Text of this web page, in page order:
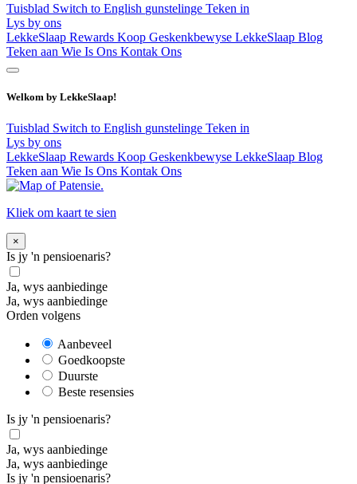
Tuisblad Switch to English gunstelinge Teken in
Lys by ons
LekkeSlaap Rewards Koop Geskenkbewyse LekkeSlaap Blog
Teken aan Wie Is Ons Kontak Ons
Welkom by LekkeSlaap!
Tuisblad Switch to English gunstelinge Teken in
Lys by ons
LekkeSlaap Rewards Koop Geskenkbewyse LekkeSlaap Blog
Teken aan Wie Is Ons Kontak Ons
Kliek om kaart te sien
×
Is jy 'n pensioenaris?
Ja, wys aanbiedinge
Ja, wys aanbiedinge
Orden volgens
Aanbeveel
Goedkoopste
Duurste
Beste resensies
Is jy 'n pensioenaris?
Ja, wys aanbiedinge
Ja, wys aanbiedinge
Is jy 'n pensioenaris?